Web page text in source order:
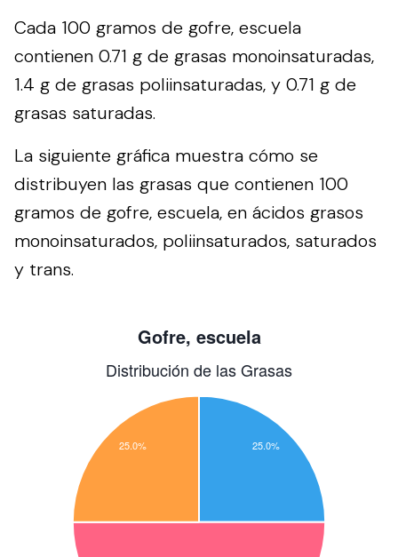
Cada 100 gramos de gofre, escuela
contienen 0.71 g de grasas monoinsaturadas,
1.4 g de grasas poliinsaturadas, y 0.71 g de
grasas saturadas.
La siguiente gráfica muestra cómo se
distribuyen las grasas que contienen 100
gramos de gofre, escuela, en ácidos grasos
monoinsaturados, poliinsaturados, saturados
y trans.